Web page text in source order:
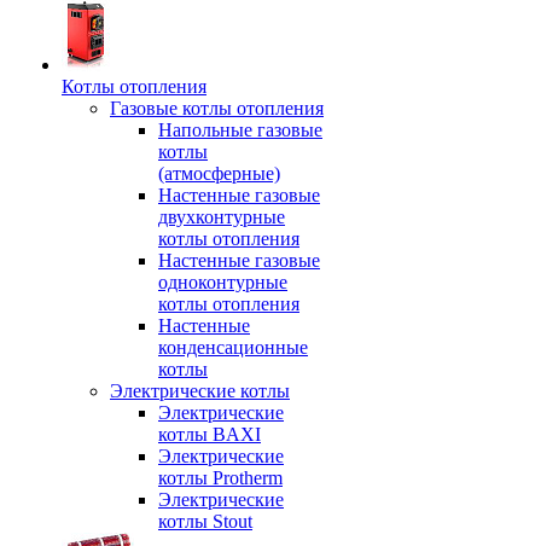
Котлы отопления
Газовые котлы отопления
Напольные газовые
котлы
(атмосферные)
Настенные газовые
двухконтурные
котлы отопления
Настенные газовые
одноконтурные
котлы отопления
Настенные
конденсационные
котлы
Электрические котлы
Электрические
котлы BAXI
Электрические
котлы Protherm
Электрические
котлы Stout